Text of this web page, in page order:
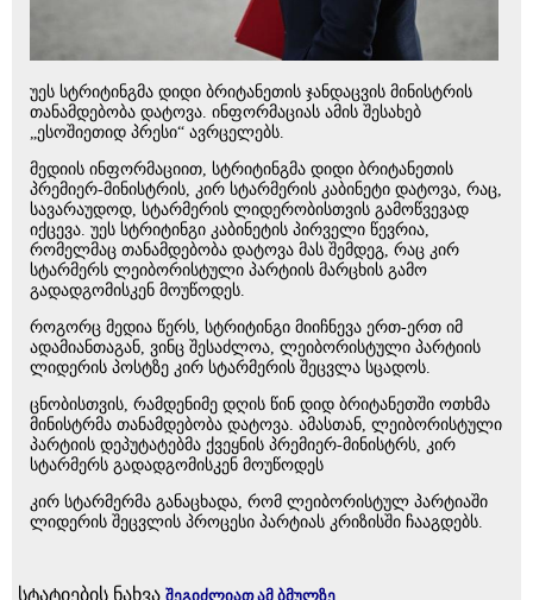
უეს სტრიტინგმა დიდი ბრიტანეთის ჯანდაცვის მინისტრის
თანამდებობა დატოვა. ინფორმაციას ამის შესახებ
„ესოშიეთიდ პრესი“ ავრცელებს.
მედიის ინფორმაციით, სტრიტინგმა დიდი ბრიტანეთის
პრემიერ-მინისტრის, კირ სტარმერის კაბინეტი დატოვა, რაც,
სავარაუდოდ, სტარმერის ლიდერობისთვის გამოწვევად
იქცევა. უეს სტრიტინგი კაბინეტის პირველი წევრია,
რომელმაც თანამდებობა დატოვა მას შემდეგ, რაც კირ
სტარმერს ლეიბორისტული პარტიის მარცხის გამო
გადადგომისკენ მოუწოდეს.
როგორც მედია წერს, სტრიტინგი მიიჩნევა ერთ-ერთ იმ
ადამიანთაგან, ვინც შესაძლოა, ლეიბორისტული პარტიის
ლიდერის პოსტზე კირ სტარმერის შეცვლა სცადოს.
ცნობისთვის, რამდენიმე დღის წინ დიდ ბრიტანეთში ოთხმა
მინისტრმა თანამდებობა დატოვა. ამასთან, ლეიბორისტული
პარტიის დეპუტატებმა ქვეყნის პრემიერ-მინისტრს, კირ
სტარმერს გადადგომისკენ მოუწოდეს
კირ სტარმერმა განაცხადა, რომ ლეიბორისტულ პარტიაში
ლიდერის შეცვლის პროცესი პარტიას კრიზისში ჩააგდებს.
სტატიების ნახვა შეგიძლიათ ამ ბმულზე